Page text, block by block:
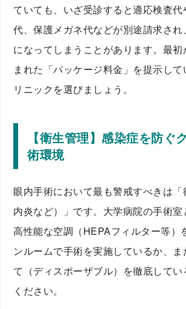
ていても、いざ受診すると適応検査
代、保護メガネ代などが別途請求さ
になってしまうことがあります。最初
まれた「パッケージ料金」を提示して
リニックを選びましょう。
【衛生管理】感染症を防ぐ
術環境
眼内手術において最も警戒すべきは「
内炎など）」です。大学病院の手術
高性能な空調（HEPAフィルター等）
ンルームで手術を実施しているか、
て（ディスポーザブル）を徹底してい
ください。